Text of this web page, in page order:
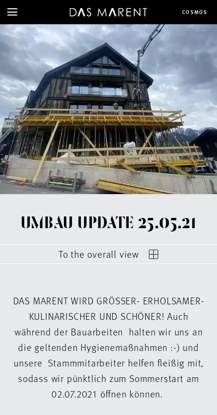
COSMOS
UMBAU UPDATE 25.05.21
To the overall view
DAS MARENT WIRD GRÖSSER- ERHOLSAMER-
KULINARISCHER UND SCHÖNER! Auch
während der Bauarbeiten halten wir uns an
die geltenden Hygienemaßnahmen :-) und
unsere Stammmitarbeiter helfen fleißig mit,
sodass wir pünktlich zum Sommerstart am
02.07.2021 öffnen können.